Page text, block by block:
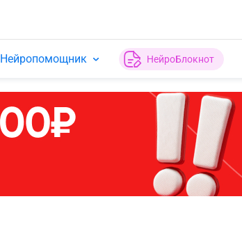
Нейропомощник НейроБлокнот